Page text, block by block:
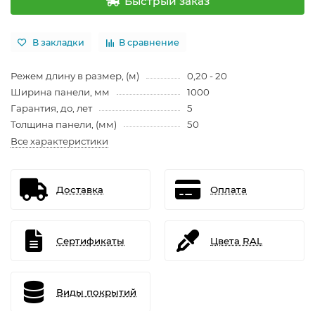
В закладки В сравнение
Режем длину в размер, (м)
0,20 - 20
Ширина панели, мм
1000
Гарантия, до, лет
5
Толщина панели, (мм)
50
Все характеристики
Доставка Оплата
Сертификаты Цвета RAL
Виды покрытий